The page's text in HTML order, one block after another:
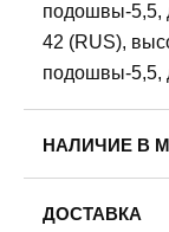
подошвы-5,5,
42 (RUS),
подошвы-5,5,
НАЛИЧИЕ В
ДОСТАВКА